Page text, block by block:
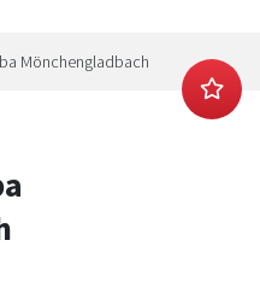
Mönchengladbach